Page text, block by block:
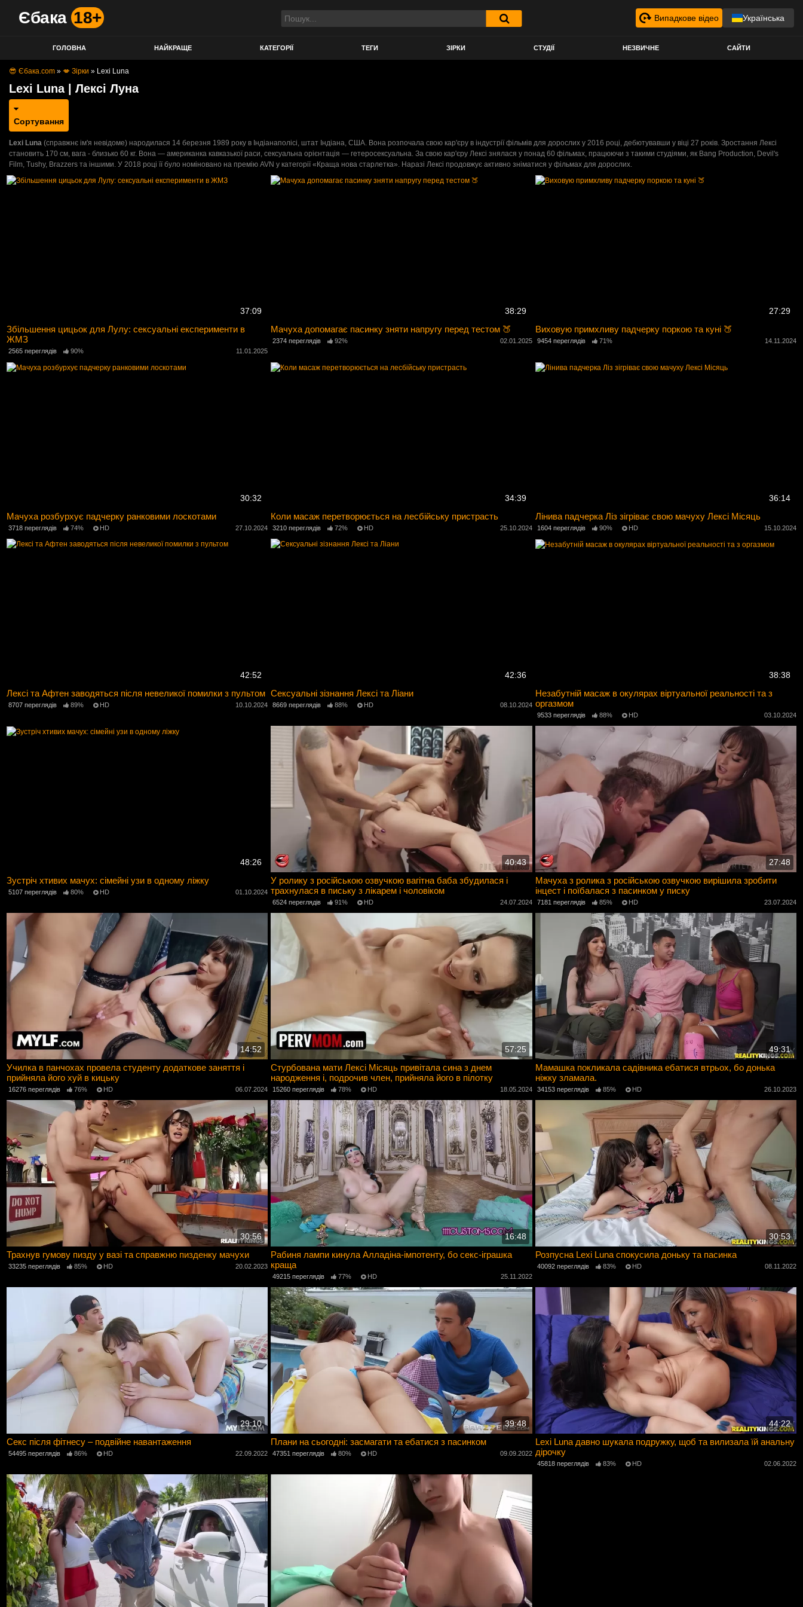
Єбака 18+ Випадкове відео Українська
ГОЛОВНА НАЙКРАЩЕ КАТЕГОРІЇ ТЕГИ ЗІРКИ СТУДІЇ НЕЗВИЧНЕ САЙТИ
😎 Єбака.com » 💋 Зірки » Lexi Luna
Lexi Luna | Лексі Луна
Сортування
Lexi Luna (справжнє ім'я невідоме) народилася 14 березня 1989 року в Індіанаполісі, штат Індіана, США. Вона розпочала свою кар'єру в індустрії фільмів для дорослих у 2016 році, дебютувавши у віці 27 років. Зростання Лексі
становить 170 см, вага - близько 60 кг. Вона — американка кавказької раси, сексуальна орієнтація — гетеросексуальна. За свою кар'єру Лексі знялася у понад 60 фільмах, працюючи з такими студіями, як Bang Production, Devil's
Film, Tushy, Brazzers та іншими. У 2018 році її було номіновано на премію AVN у категорії «Краща нова старлетка». Наразі Лексі продовжує активно зніматися у фільмах для дорослих.
37:09
Збільшення цицьок для Лулу: сексуальні експерименти в
ЖМЗ
2565 переглядів 90% 11.01.2025
38:29
Мачуха допомагає пасинку зняти напругу перед тестом 🍑
2374 переглядів 92% 02.01.2025
27:29
Виховую примхливу падчерку поркою та куні 🍑
9454 переглядів 71% 14.11.2024
30:32
Мачуха розбурхує падчерку ранковими лоскотами
3718 переглядів 74% HD 27.10.2024
34:39
Коли масаж перетворюється на лесбійську пристрасть
3210 переглядів 72% HD 25.10.2024
36:14
Лінива падчерка Ліз зігріває свою мачуху Лексі Місяць
1604 переглядів 90% HD 15.10.2024
42:52
Лексі та Афтен заводяться після невеликої помилки з пультом
8707 переглядів 89% HD 10.10.2024
42:36
Сексуальні зізнання Лексі та Ліани
8669 переглядів 88% HD 08.10.2024
38:38
Незабутній масаж в окулярах віртуальної реальності та з
оргазмом
9533 переглядів 88% HD 03.10.2024
48:26
Зустріч хтивих мачух: сімейні узи в одному ліжку
5107 переглядів 80% HD 01.10.2024
40:43
У ролику з російською озвучкою вагітна баба збудилася і
трахнулася в письку з лікарем і чоловіком
6524 переглядів 91% HD 24.07.2024
27:48
Мачуха з ролика з російською озвучкою вирішила зробити
інцест і поїбалася з пасинком у писку
7181 переглядів 85% HD 23.07.2024
14:52
Училка в панчохах провела студенту додаткове заняття і
прийняла його хуй в кицьку
16276 переглядів 76% HD 06.07.2024
57:25
Стурбована мати Лексі Місяць привітала сина з днем ​​
народження і, подрочив член, прийняла його в пілотку
15260 переглядів 78% HD 18.05.2024
49:31
Мамашка покликала садівника ебатися втрьох, бо донька
ніжку зламала.
34153 переглядів 85% HD 26.10.2023
30:56
Трахнув гумову пизду у вазі та справжню пизденку мачухи
33235 переглядів 85% HD 20.02.2023
16:48
Рабиня лампи кинула Алладіна-імпотенту, бо секс-іграшка
краща
49215 переглядів 77% HD 25.11.2022
30:53
Розпусна Lexi Luna спокусила доньку та пасинка
40092 переглядів 83% HD 08.11.2022
29:10
Секс після фітнесу – подвійне навантаження
54495 переглядів 86% HD 22.09.2022
39:48
Плани на сьогодні: засмагати та ебатися з пасинком
47351 переглядів 80% HD 09.09.2022
44:22
Lexi Luna давно шукала подружку, щоб та вилизала їй анальну
дірочку
45818 переглядів 83% HD 02.06.2022